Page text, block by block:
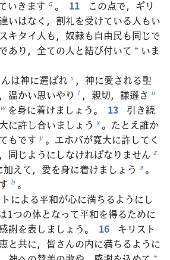
いきます q 。 11
この点で，ギリ
いはなく，割礼を受けている人もい
キタイ人も，奴隷も自由民も同じで
あり，全ての人と結び付いて * いま
は神に選ばれ s ，神に愛される聖
温かい思いやり t ，親切，謙遜さ u
w を身に着けましょう。 13
引き続
に許し合いましょう x 。たとえ誰か
もです y 。エホバが寛大に許してく
同じようにしなければなりません z
加えて，愛を身に着けましょう a 。
b 。
による平和が心に満ちるようにし
1つの体となって平和を得るために
謝を表しましょう。
16
キリスト
と共に，皆さんの内に満ちるように